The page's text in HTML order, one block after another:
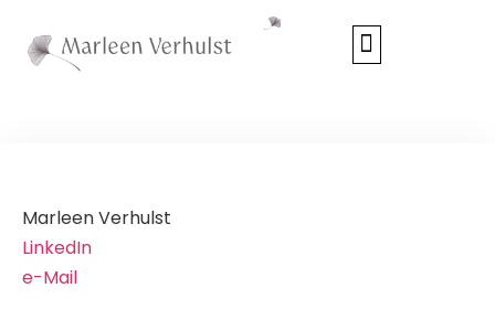
Marleen Verhulst
LinkedIn
e-Mail